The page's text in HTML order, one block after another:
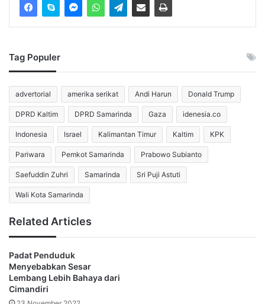
Keberhasilan Ramon mengarahkan sundulan ke gawang
Lolosnya Persib ke babak gugur memberikan tambahan
pemain menilai hasil ini sebagai bukti bahwa performa
konsisten dapat memberikan dampak nyata di kompetisi
kontinental.
Drama Penalti yang
Mengundang Sorotan Bojan
Hodak
Perjalanan Persib menuju kemenangan nyaris terbuka
Maung Bandung. Uilliam Barros berdiri sebagai eksekutor
tanpa menunjukkan keraguan. Para pemain Persib
bergerak mendekati area kotak penalti untuk
Tag Populer
advertorial amerika serikat Andi Harun Donald Trump
DPRD Kaltim DPRD Samarinda Gaza idenesia.co
Indonesia Israel Kalimantan Timur Kaltim KPK
Pariwara Pemkot Samarinda Prabowo Subianto
Saefuddin Zuhri Samarinda Sri Puji Astuti
Wali Kota Samarinda
Related Articles
Padat Penduduk
Menyebabkan Sesar
Lembang Lebih Bahaya dari
Cimandiri